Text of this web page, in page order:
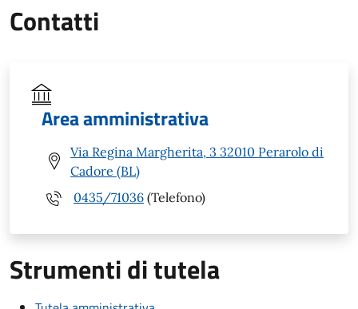
Contatti
Area amministrativa
Via Regina Margherita, 3 32010 Perarolo di
Cadore (BL)
0435/71036 (Telefono)
Strumenti di tutela